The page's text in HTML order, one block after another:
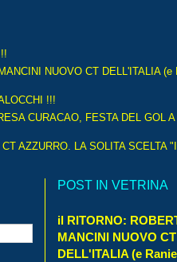
NUOVO CT DELL'ITALIA (e
!!!
CURACAO, FESTA DEL GOL
AZZURRO. LA SOLITA SCELTA
POST IN VETRINA
il RITORNO:
MANCINI NUOVO CT
DELL'ITALIA (e